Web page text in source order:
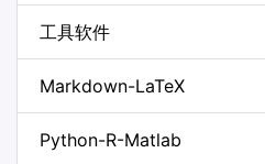
工具软件
Markdown-LaTeX
Python-R-Matlab